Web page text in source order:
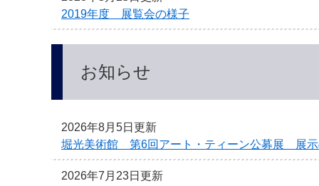
2019年度 展覧会の様子
お知らせ
2026年8月5日更新
堀光美術館 第6回アート・ティーン公募展 展示
2026年7月23日更新